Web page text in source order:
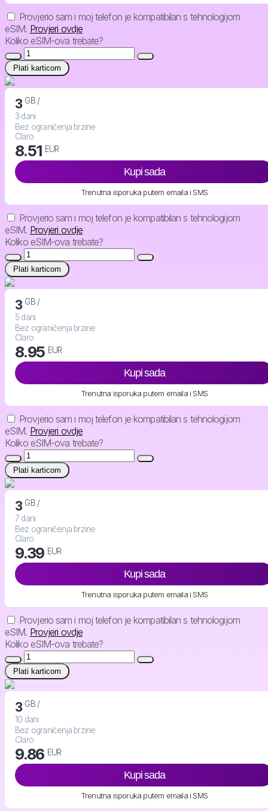
Provjerio sam i moj telefon je kompatibilan s tehnologijom
eSIM. Provjeri ovdje
Koliko eSIM-ova trebate?
Plati karticom
3 GB /
3 dani
Bez ograničenja brzine
Claro
8.51 EUR
Kupi sada
Trenutna isporuka putem emaila i SMS
Provjerio sam i moj telefon je kompatibilan s tehnologijom
eSIM. Provjeri ovdje
Koliko eSIM-ova trebate?
Plati karticom
3 GB /
5 dani
Bez ograničenja brzine
Claro
8.95 EUR
Kupi sada
Trenutna isporuka putem emaila i SMS
Provjerio sam i moj telefon je kompatibilan s tehnologijom
eSIM. Provjeri ovdje
Koliko eSIM-ova trebate?
Plati karticom
3 GB /
7 dani
Bez ograničenja brzine
Claro
9.39 EUR
Kupi sada
Trenutna isporuka putem emaila i SMS
Provjerio sam i moj telefon je kompatibilan s tehnologijom
eSIM. Provjeri ovdje
Koliko eSIM-ova trebate?
Plati karticom
3 GB /
10 dani
Bez ograničenja brzine
Claro
9.86 EUR
Kupi sada
Trenutna isporuka putem emaila i SMS